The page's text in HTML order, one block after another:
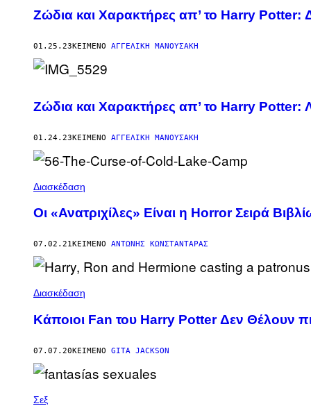
Ζώδια και Χαρακτήρες απ’ το Harry Potter:
01.25.23ΚΕΊΜΕΝΟ ΑΓΓΕΛΙΚΉ ΜΑΝΟΥΣΆΚΗ
Ζώδια και Χαρακτήρες απ’ το Harry
01.24.23ΚΕΊΜΕΝΟ ΑΓΓΕΛΙΚΉ ΜΑΝΟΥΣΆΚΗ
Διασκέδαση
Οι «Ανατριχίλες» Είναι η Horror Σειρά
07.02.21ΚΕΊΜΕΝΟ ΑΝΤΏΝΗΣ ΚΩΝΣΤΑΝΤΆΡΑΣ
Διασκέδαση
Κάποιοι Fan του Harry Potter Δεν Θέλουν
07.07.20ΚΕΊΜΕΝΟ GITA JACKSON
Σεξ